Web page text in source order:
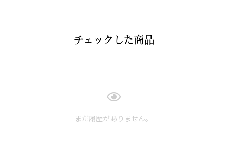
チェックした商品
まだ履歴がありません。